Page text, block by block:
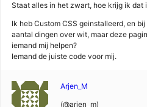
Staat alles in het zwart, hoe krijg ik dat
Ik heb Custom CSS geinstalleerd, en
aantal dingen over wit, maar deze
iemand mij helpen?
Iemand de juiste code voor mij.
Arjen_M
(@arjen_m)